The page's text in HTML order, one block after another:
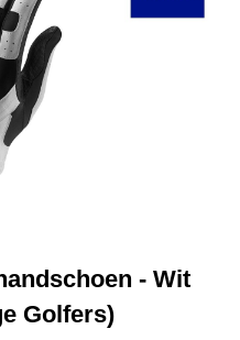
- Wit
Golfers)